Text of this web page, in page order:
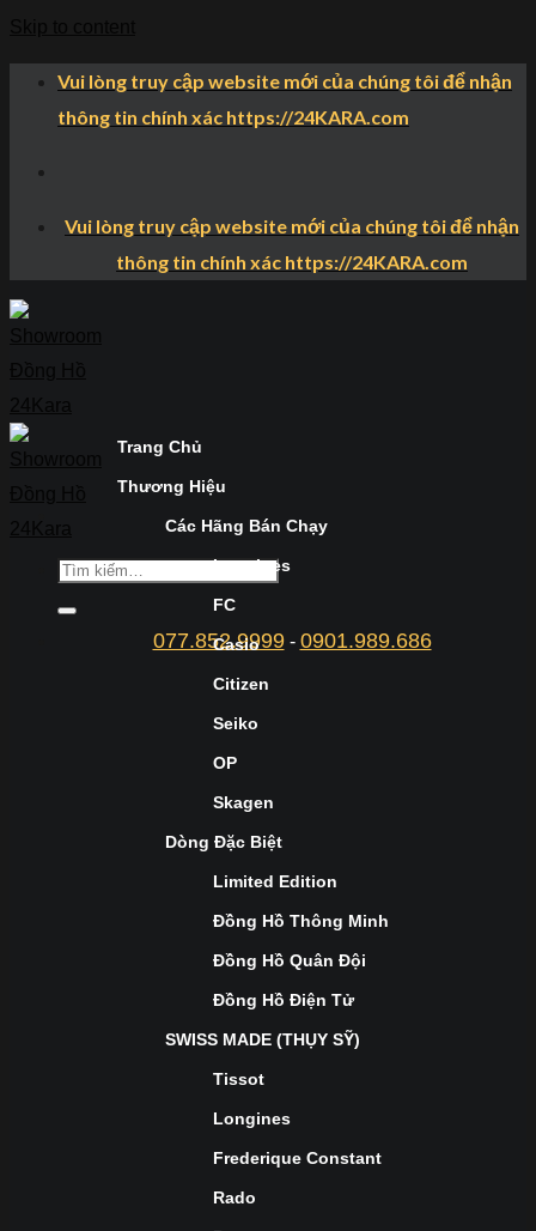
Vui lòng truy cập website mới của chúng tôi để nhận
thông tin chính xác https://24KARA.com
Vui lòng truy cập website mới của chúng tôi để nhận
thông tin chính xác https://24KARA.com
077.852.9999- 0901.989.686
Trang Chủ
Thương Hiệu
Các Hãng Bán Chạy
Longines
FC
Casio
Citizen
Seiko
OP
Skagen
Dòng Đặc Biệt
Limited Edition
Đồng Hồ Thông Minh
Đồng Hồ Quân Đội
Đồng Hồ Điện Tử
SWISS MADE (THỤY SỸ)
Tissot
Longines
Frederique Constant
Rado